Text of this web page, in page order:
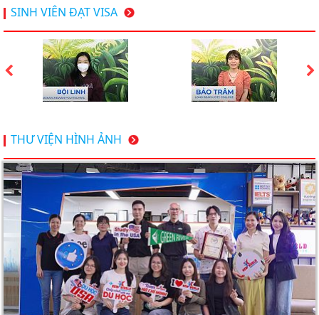
Hội thảo du học Mỹ 18.4.2026 - Đại học Mỹ học phí
dưới 20k/ năm
Du học Mỹ 2026 - Lấy bằng cử nhân lúc 20 tuổi cùng
chương trình High School Completion, Washington
bạn khám phá
Du học Mỹ năm 2026: Cơ hội học tập và trải nghiệm tại
nền giáo dục hàng đầu
TƯ VẤN DU HỌC TOÀN DIỆN – BƯỚC ĐỆM VỮNG
CHẮC TỪ NEW WORLD EDUCATION
DU HỌC ÚC DẦN TRỞ THÀNH LỰA CHỌN HÀNG
SINH VIÊN ĐẠT VISA
THƯ VIỆN HÌNH ẢNH